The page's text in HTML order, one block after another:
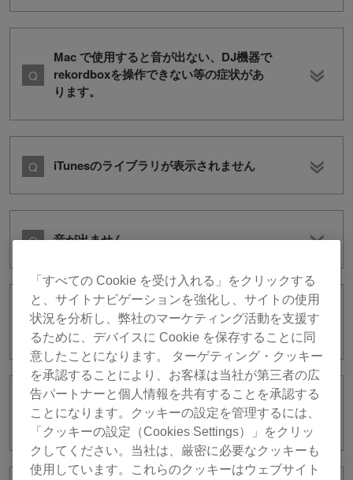
Mac で使用すると音が出ない、DJ機器で
rekordboxを操作できない等の症状があ
ります。
iTunesのライブラリが表示されません
音が出ません。
PERFORMANCEモードで録音できませ
ん。
XDJ-RXでrekordbox djをコントロール
できません。
「すべての Cookie を受け入れる」をクリックする
と、サイトナビゲーションを強化し、サイトの使用
状況を分析し、弊社のマーケティング活動を支援す
るために、デバイスに Cookie を保存することに同
意したことになります。 ターゲティング・クッキー
を承認することにより、お客様は当社が第三者の広
告パートナーと個人情報を共有することを承認する
ことになります。クッキーの設定を管理するには、
「クッキーの設定（Cookies Settings）」をクリッ
クしてください。当社は、厳密に必要なクッキーも
使用しています。これらのクッキーはウェブサイト